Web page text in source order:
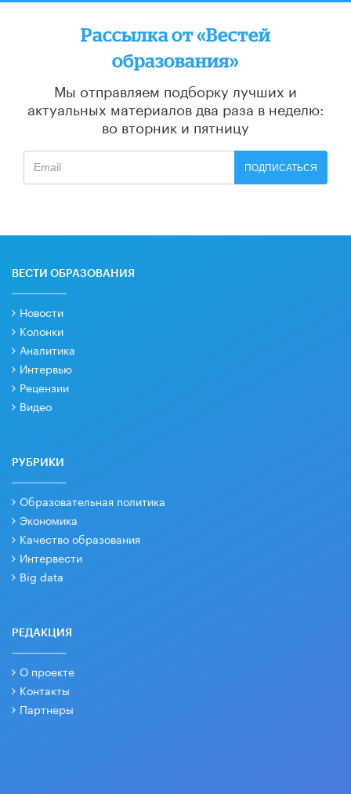
Рассылка от «Вестей
образования»
Мы отправляем подборку лучших и
актуальных материалов два раза в неделю:
во вторник и пятницу
ПОДПИСАТЬСЯ
ВЕСТИ ОБРАЗОВАНИЯ
Новости
Колонки
Аналитика
Интервью
Рецензии
Видео
РУБРИКИ
Образовательная политика
Экономика
Качество образования
Интервести
Big data
РЕДАКЦИЯ
О проекте
Контакты
Партнеры